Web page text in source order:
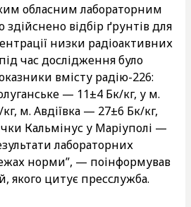
обласним лабораторним
відбір ґрунтів для
низки радіоактивних
час дослідження було
вмісту радію-226:
— 11±4 Бк/кг, у м.
м. Авдіївка — 27±6 Бк/кг,
Кальмінус у Маріуполі —
лабораторних
норми”, — поінформував
якого цитує пресслужба.